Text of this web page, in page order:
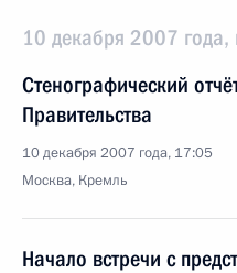
10 декабря 2007 года,
Стенографический
Правительства
10 декабря 2007 года, 17:05
Москва, Кремль
Начало встречи с